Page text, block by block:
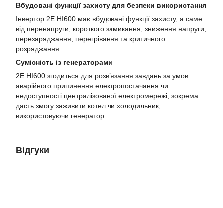
Вбудовані функції захисту для безпеки використання
Інвертор 2E HI600 має вбудовані функції захисту, а саме:
від перенапруги, короткого замикання, зниження напруги,
перезаряджання, перегрівання та критичного
розряджання.
Сумісність із генераторами
2E HI600 згодиться для розв’язання завдань за умов
аварійного припинення електропостачання чи
недоступності централізованої електромережі, зокрема
дасть змогу заживити котел чи холодильник,
використовуючи генератор.
Відгуки